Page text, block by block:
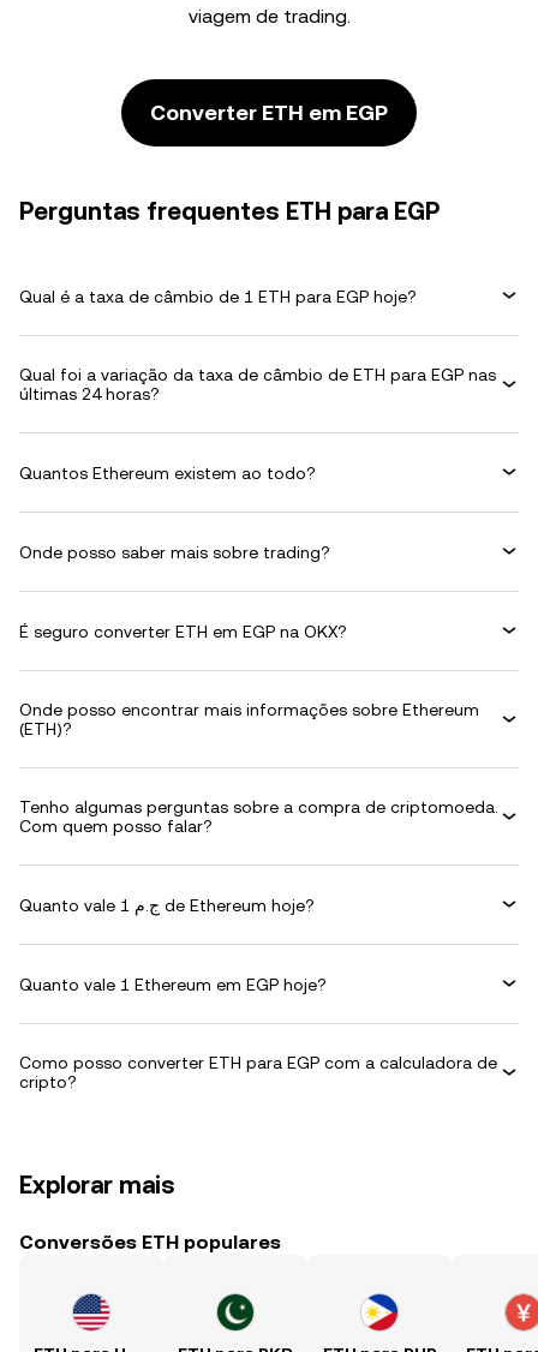
viagem de trading.
Converter ETH em EGP
Perguntas frequentes ETH para EGP
Qual é a taxa de câmbio de 1 ETH para EGP hoje?
Qual foi a variação da taxa de câmbio de ETH para EGP nas
últimas 24 horas?
Quantos Ethereum existem ao todo?
Onde posso saber mais sobre trading?
É seguro converter ETH em EGP na OKX?
Onde posso encontrar mais informações sobre Ethereum
(ETH)?
Tenho algumas perguntas sobre a compra de criptomoeda.
Com quem posso falar?
Quanto vale 1 ج.م de Ethereum hoje?
Quanto vale 1 Ethereum em EGP hoje?
Como posso converter ETH para EGP com a calculadora de
cripto?
Explorar mais
Conversões ETH populares